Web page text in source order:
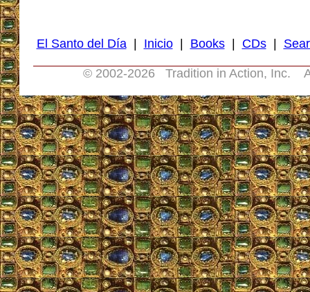
El Santo del Día| Inicio| Books| CDs|
© 2002-2026 Tradition in Action, Inc.